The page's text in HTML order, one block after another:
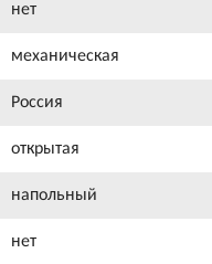
нет
механическая
Россия
открытая
напольный
нет